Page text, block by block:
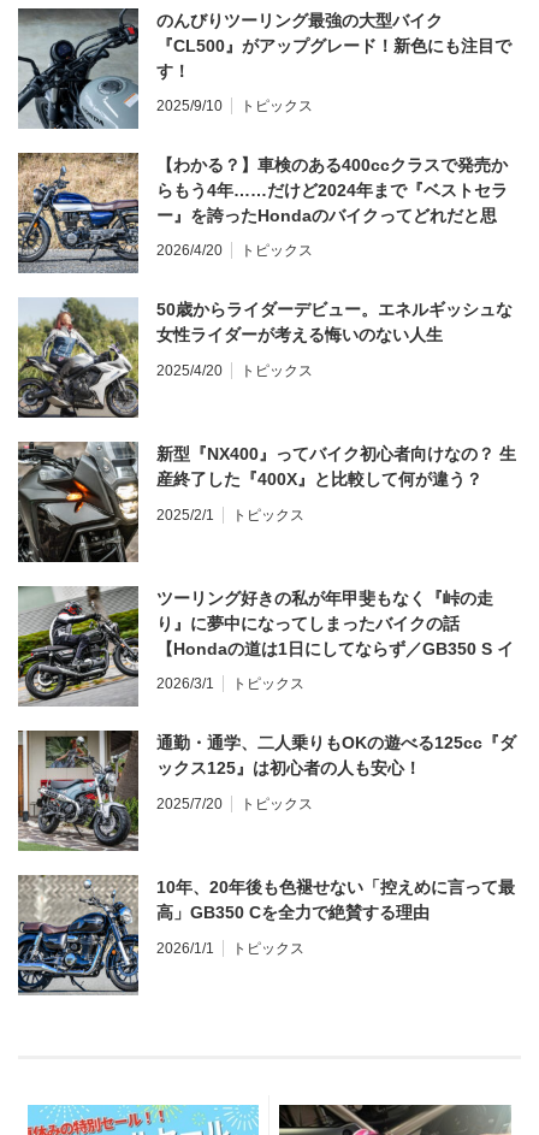
のんびりツーリング最強の大型バイク
『CL500』がアップグレード！新色にも注目で
す！
2025/9/10 トピックス
【わかる？】車検のある400ccクラスで発売か
らもう4年……だけど2024年まで『ベストセラ
ー』を誇ったHondaのバイクってどれだと思
う？
2026/4/20 トピックス
50歳からライダーデビュー。エネルギッシュな
女性ライダーが考える悔いのない人生
2025/4/20 トピックス
新型『NX400』ってバイク初心者向けなの？ 生
産終了した『400X』と比較して何が違う？
2025/2/1 トピックス
ツーリング好きの私が年甲斐もなく『峠の走
り』に夢中になってしまったバイクの話
【Hondaの道は1日にしてならず／GB350 S イ
ンプレ・レビュー 前編】
2026/3/1 トピックス
通勤・通学、二人乗りもOKの遊べる125cc『ダ
ックス125』は初心者の人も安心！
2025/7/20 トピックス
10年、20年後も色褪せない「控えめに言って最
高」GB350 Cを全力で絶賛する理由
2026/1/1 トピックス